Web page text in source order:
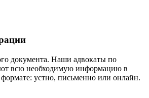
документа. Наши адвокаты по
всю необходимую информацию в
устно, письменно или онлайн.